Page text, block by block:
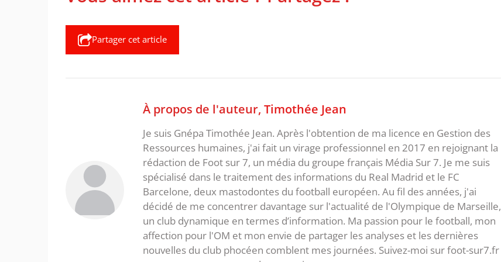
Partager cet article
À propos de l'auteur, Timothée Jean
Je suis Gnépa Timothée Jean. Après l'obtention de ma licence en Gestion des
Ressources humaines, j'ai fait un virage professionnel en 2017 en rejoignant la
rédaction de Foot sur 7, un média du groupe français Média Sur 7. Je me suis
spécialisé dans le traitement des informations du Real Madrid et le FC
Barcelone, deux mastodontes du football européen. Au fil des années, j'ai
décidé de me concentrer davantage sur l'actualité de l'Olympique de Marseille,
un club dynamique en termes d’information. Ma passion pour le football, mon
affection pour l'OM et mon envie de partager les analyses et les dernières
nouvelles du club phocéen comblent mes journées. Suivez-moi sur foot-sur7.fr